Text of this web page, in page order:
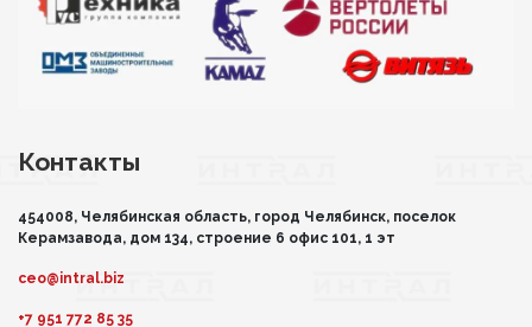
Контакты
454008, Челябинская область, город Челябинск, поселок
Керамзавода, дом 134, строение 6 офис 101, 1 эт
ceo@intral.biz
+7 951 772 85 35